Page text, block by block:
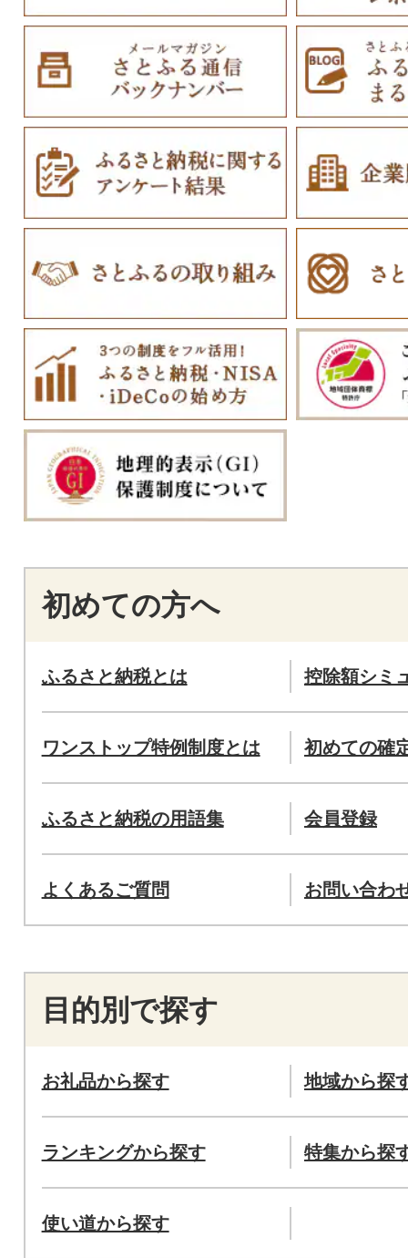
初めての方へ
ふるさと納税とは 控除額シミ
ワンストップ特例制度とは 初めての確
ふるさと納税の用語集 会員登録
よくあるご質問 お問い合わ
目的別で探す
お礼品から探す 地域から探
ランキングから探す 特集から探
使い道から探す